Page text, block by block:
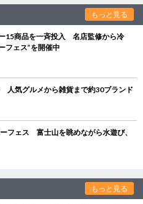
もっと見る
15商品を一斉投入 名店監修から冷
フェス”を開催中
人気グルメから雑貨まで約30ブランド
フェス 富士山を眺めながら水遊び、
もっと見る